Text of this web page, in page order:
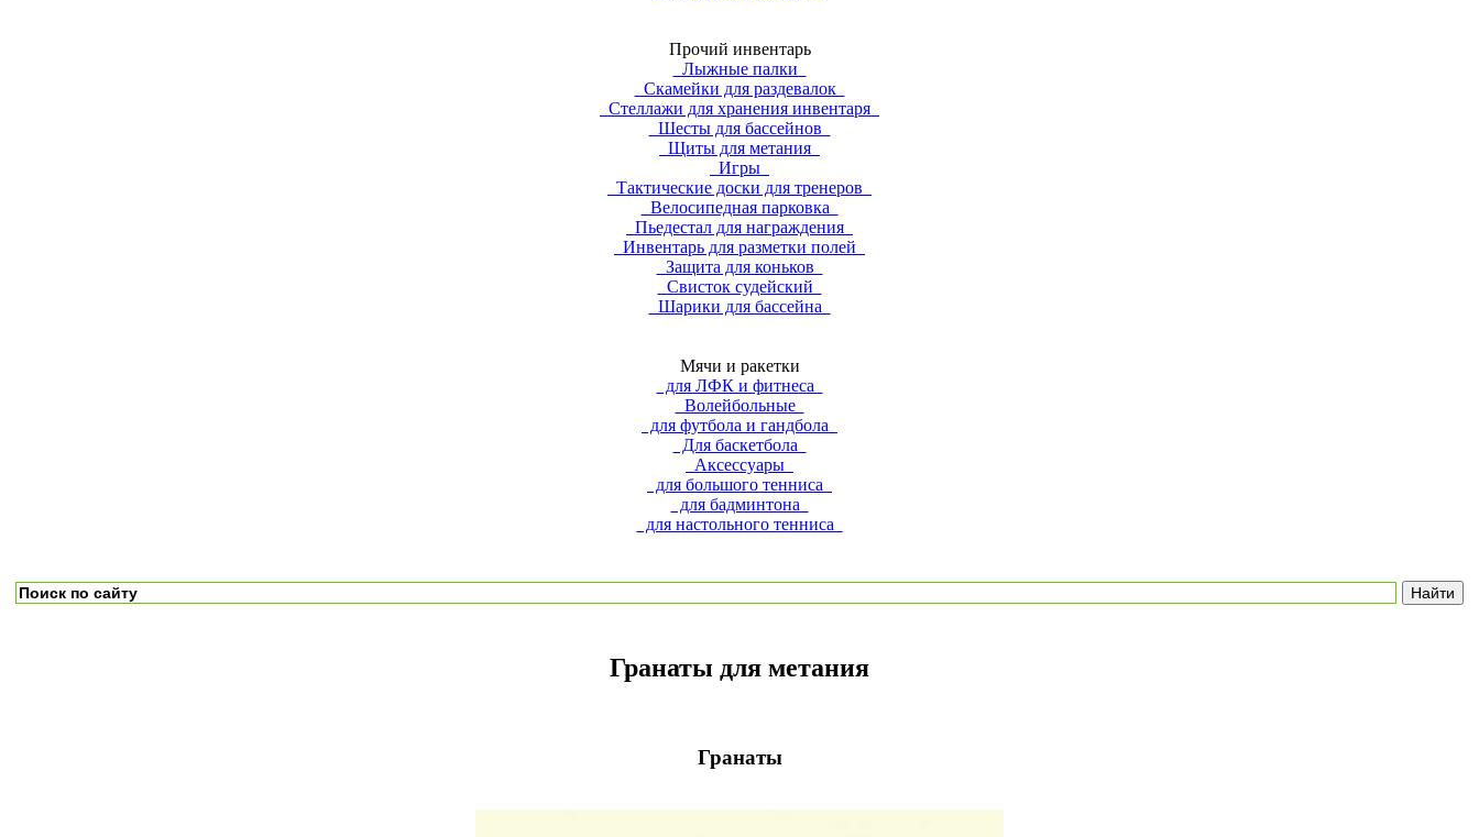
Прочий инвентарь
Лыжные палки
Скамейки для раздевалок
Стеллажи для хранения инвентаря
Шесты для бассейнов
Щиты для метания
Игры
Тактические доски для тренеров
Велосипедная парковка
Пьедестал для награждения
Инвентарь для разметки полей
Защита для коньков
Свисток судейский
Шарики для бассейна
Мячи и ракетки
для ЛФК и фитнеса
Волейбольные
для футбола и гандбола
Для баскетбола
Аксессуары
для большого тенниса
для бадминтона
для настольного тенниса
Гранаты для метания
Гранаты